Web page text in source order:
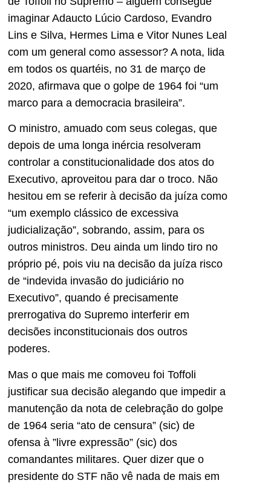
imaginar Adaucto Lúcio Cardoso, Evandro
Lins e Silva, Hermes Lima e Vitor Nunes Leal
com um general como assessor? A nota, lida
em todos os quartéis, no 31 de março de
2020, afirmava que o golpe de 1964 foi “um
marco para a democracia brasileira”.
O ministro, amuado com seus colegas, que
depois de uma longa inércia resolveram
controlar a constitucionalidade dos atos do
Executivo, aproveitou para dar o troco. Não
hesitou em se referir à decisão da juíza como
“um exemplo clássico de excessiva
judicialização”, sobrando, assim, para os
outros ministros. Deu ainda um lindo tiro no
próprio pé, pois viu na decisão da juíza risco
de “indevida invasão do judiciário no
Executivo”, quando é precisamente
prerrogativa do Supremo interferir em
decisões inconstitucionais dos outros
poderes.
Mas o que mais me comoveu foi Toffoli
justificar sua decisão alegando que impedir a
manutenção da nota de celebração do golpe
de 1964 seria “ato de censura” (sic) de
ofensa à ”livre expressão” (sic) dos
comandantes militares. Quer dizer que o
presidente do STF não vê nada de mais em